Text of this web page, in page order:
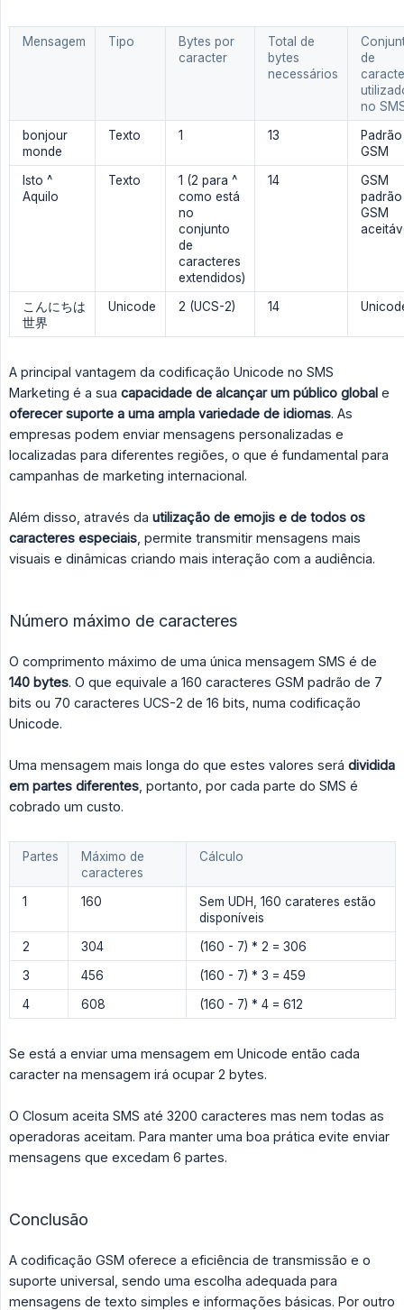
Mensagem Tipo
Bytes por
caracter
Total de
bytes
necessários
de
no
bonjour
monde
Texto 1 13
Padrão
GSM
Isto ^
Aquilo
Texto
1 (2 para ^
como está
no
conjunto
de
caracteres
extendidos)
14
GSM
GSM
こんにちは
世界
Unicode 2 (UCS-2) 14
A principal vantagem da codificação Unicode no SMS
Marketing é a sua capacidade de alcançar um público global e
oferecer suporte a uma ampla variedade de idiomas. As
empresas podem enviar mensagens personalizadas e
localizadas para diferentes regiões, o que é fundamental para
campanhas de marketing internacional.
Além disso, através da utilização de emojis e de todos os
caracteres especiais , permite transmitir mensagens mais
visuais e dinâmicas criando mais interação com a audiência.
Número máximo de caracteres
O comprimento máximo de uma única mensagem SMS é de
140 bytes. O que equivale a 160 caracteres GSM padrão de 7
bits ou 70 caracteres UCS-2 de 16 bits, numa codificação
Unicode.
Uma mensagem mais longa do que estes valores será dividida
em partes diferentes , portanto, por cada parte do SMS é
cobrado um custo.
Partes
Máximo de
caracteres
Cálculo
1 160
Sem UDH, 160 carateres estão
disponíveis
2
304
(160 - 7) * 2 = 306
3
456
(160 - 7) * 3 = 459
4
608 (160 - 7) * 4 = 612
Se está a enviar uma mensagem em Unicode então cada
caracter na mensagem irá ocupar 2 bytes.
O Closum aceita SMS até 3200 caracteres mas nem todas as
operadoras aceitam. Para manter uma boa prática evite enviar
mensagens que excedam 6 partes.
Conclusão
A codificação GSM oferece a eficiência de transmissão e o
suporte universal, sendo uma escolha adequada para
mensagens de texto simples e informações básicas. Por outro